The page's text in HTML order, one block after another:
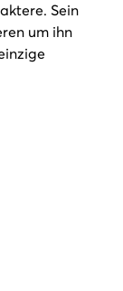
Sein
um ihn